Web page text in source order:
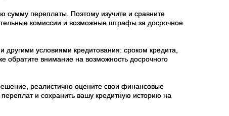
сумму переплаты. Поэтому изучите и сравните
комиссии и возможные штрафы за досрочное
условиями кредитования: сроком кредита,
обратите внимание на возможность досрочного
реалистично оцените свои финансовые
и сохранить вашу кредитную историю на